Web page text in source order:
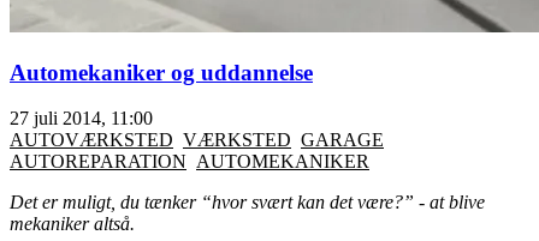
Automekaniker og uddannelse
27 juli 2014, 11:00
AUTOVÆRKSTED VÆRKSTED GARAGE
AUTOREPARATION AUTOMEKANIKER
Det er muligt, du tænker “hvor svært kan det være?” - at blive
mekaniker altså.